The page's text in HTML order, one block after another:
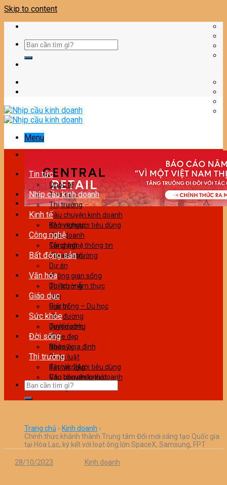
Skip to content
Menu
Tin tức
Quốc tế
Thời sự
Nhịp cầu kinh doanh
Thị trường
Câu chuyện kinh doanh
Bảo vệ người tiêu dùng
Kinh tế
Khởi nghiệp
Kinh doanh
Tài chính
Thương trường
Công nghệ
Công nghệ thông tin
Thế giới số
Bất động sản
Dự án
Không gian sống
Thị trường
Văn hóa
Du lịch – Ẩm thực
Đẹp
Giải trí
Giáo dục
Học bổng – Du học
Học đường
Tuyển sinh
Sức khỏe
Dinh dưỡng
Khỏe đẹp
Bác sỹ gia đình
Đời sống
Nhân ái
Pháp luật
Tin tức 24g
Văn bản pháp luật
Thị trường
Bảo vệ người tiêu dùng
Câu chuyện kinh doanh
Làm giàu
Trang chủ › Kinh doanh ›
Chính thức khánh thành Trung tâm Đổi mới sáng tạo Quốc gia
tại Hòa Lạc, ký kết với loạt ông lớn SpaceX, Samsung, FPT
28/10/2023 Kinh doanh